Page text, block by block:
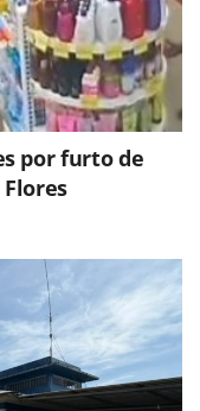
por furto de